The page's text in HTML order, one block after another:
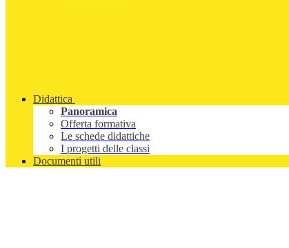
Didattica
Panoramica
Offerta formativa
Le schede didattiche
I progetti delle classi
Documenti utili